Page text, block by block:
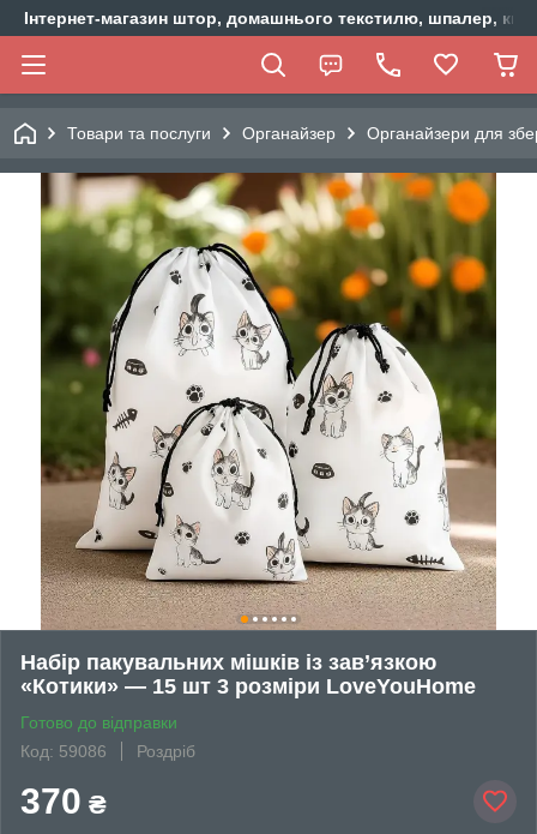
Інтернет-магазин штор, домашнього текстилю, шпалер,
Товари та послуги Органайзер Органайзери для
Набір пакувальних мішків із зав’язкою
«Котики» — 15 шт 3 розміри LoveYouHome
Готово до відправки
Код: 59086
Роздріб
370 ₴